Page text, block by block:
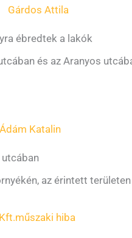
Gárdos Attila
ébredtek a lakók
és az Aranyos
Ádám Katalin
utcában
az érintett
műszaki hiba